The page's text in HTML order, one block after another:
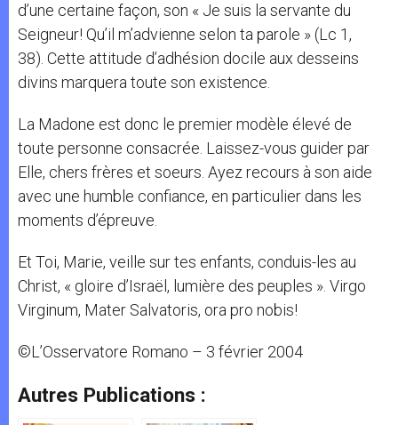
d’une certaine façon, son « Je suis la servante du
Seigneur! Qu’il m’advienne selon ta parole » (Lc 1,
38). Cette attitude d’adhésion docile aux desseins
divins marquera toute son existence.
La Madone est donc le premier modèle élevé de
toute personne consacrée. Laissez-vous guider par
Elle, chers frères et soeurs. Ayez recours à son aide
avec une humble confiance, en particulier dans les
moments d’épreuve.
Et Toi, Marie, veille sur tes enfants, conduis-les au
Christ, « gloire d’Israël, lumière des peuples ». Virgo
Virginum, Mater Salvatoris, ora pro nobis!
©L’Osservatore Romano – 3 février 2004
Autres Publications :